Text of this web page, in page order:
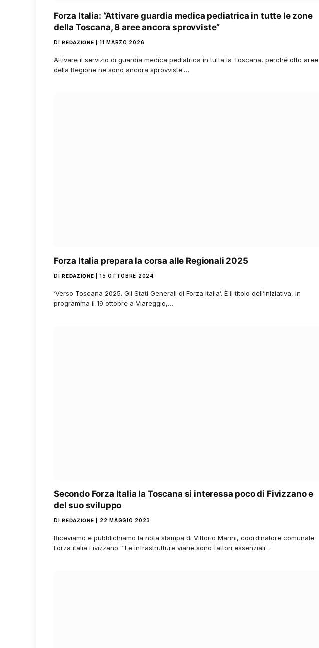
Forza Italia: “Attivare guardia medica pediatrica in tutte le zone
della Toscana, 8 aree ancora sprovviste”
DI REDAZIONE 11 MARZO 2026
Attivare il servizio di guardia medica pediatrica in tutta la Toscana, perché otto aree
della Regione ne sono ancora sprovviste.…
Forza Italia prepara la corsa alle Regionali 2025
DI REDAZIONE 15 OTTOBRE 2024
‘Verso Toscana 2025. Gli Stati Generali di Forza Italia’. È il titolo dell’iniziativa, in
programma il 19 ottobre a Viareggio,…
Secondo Forza Italia la Toscana si interessa poco di Fivizzano e
del suo sviluppo
DI REDAZIONE 22 MAGGIO 2023
Riceviamo e pubblichiamo la nota stampa di Vittorio Marini, coordinatore comunale
Forza italia Fivizzano: “Le infrastrutture viarie sono fattori essenziali…